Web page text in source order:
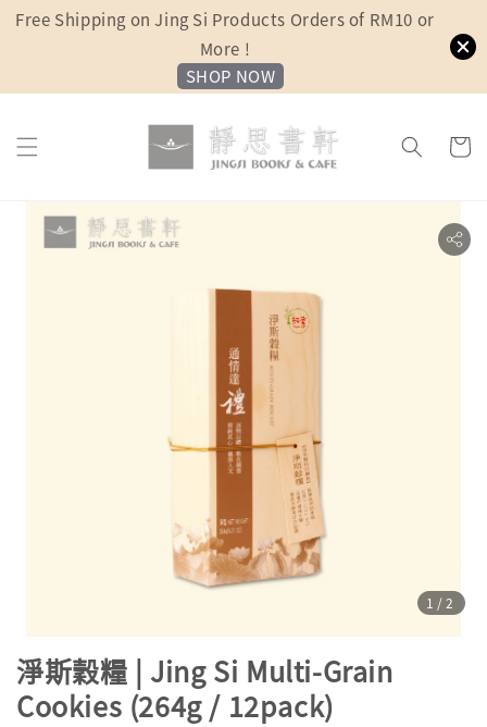
Free Shipping on Jing Si Products Orders of RM10 or
More !
SHOP NOW
1 /2
淨斯穀糧 | Jing Si Multi-Grain
Cookies (264g / 12pack)